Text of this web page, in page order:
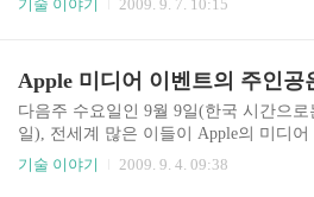
리로 남을 것 같았다...
영체제는 Windows CE 6.0 Pro(Embedded
버전이 설치되어 있으며, UI는 Toshiba
만든 것이다. 기본적으로 Wi-Fi를 지원하
t Explorer 6, Windows Media Player 9.0이
있어 웹서핑과 각종 멀티미디어 파일 재
기술 이야기 2009. 9. 7. 10:15
다음주 수요일인 9월 9일(한국 시간으로
일), 전세계 많은 이들이 Apple의 미디어
기다리고 있다. 작년과 같은 설레임을 느
기술 이야기 2009. 9. 4. 09:38